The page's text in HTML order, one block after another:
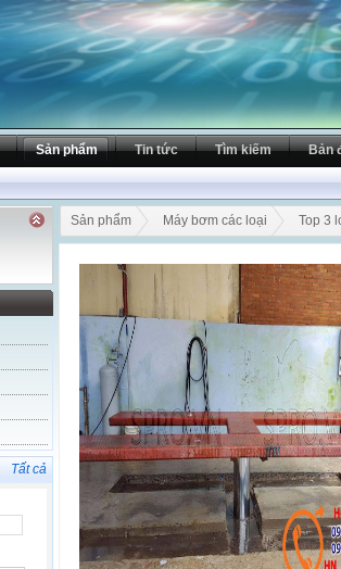
Sản phẩm Tin tức Tìm kiếm Bản
Tất cả
Sản phẩm Máy bơm các loại Top 3